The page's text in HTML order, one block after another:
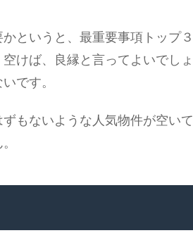
というと、最重要事項トップ３
けば、良縁と言ってよいでしょ
です。
もないような人気物件が空いて